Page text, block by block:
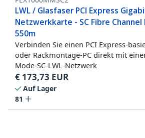
LWL / Glasfaser PCI Express
Netzwerkkarte - SC Fibre
550m
Verbinden Sie einen PCI Express-
oder Rackmontage-PC direkt mit
Mode-SC-LWL-Netzwerk
€ 173,73 EUR
Auf Lager
81